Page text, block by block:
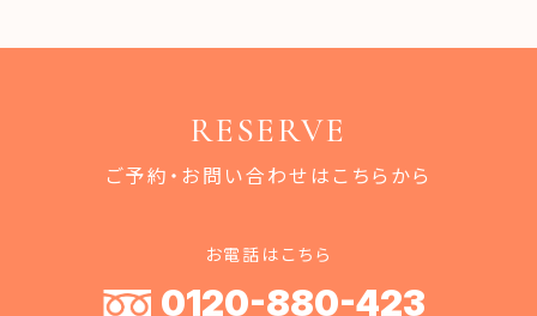
RESERVE
ご予約・お問い合わせはこちらから
お電話はこちら
0120-880-423